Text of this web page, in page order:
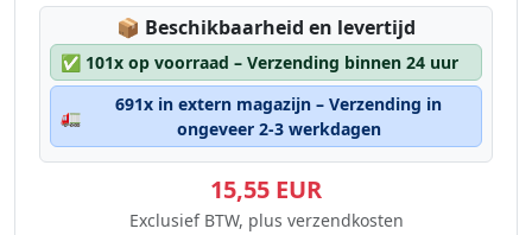
📦 Lagerstatus:
Beschikbaarheid en levertijd
✅ 101x op voorraad – Verzending binnen 24 uur
🚛
691x in extern magazijn – Verzending in
ongeveer 2-3 werkdagen
15,55 EUR
Exclusief BTW, plus verzendkosten